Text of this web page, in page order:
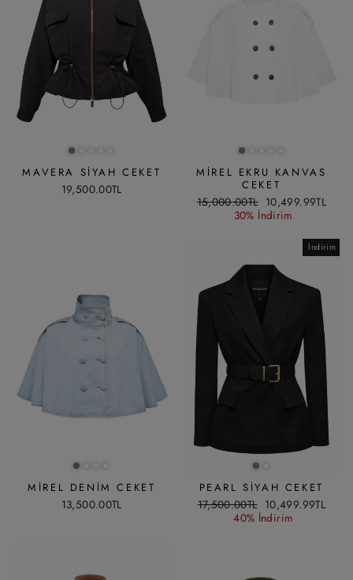
MAVERA SIYAH CEKET
19,500.00TL
MIREL EKRU KANVAS
CEKET
Liste
15,000.00TL İndirimli
fiyat
10,499.99TL
30% İndirim
MIREL DENIM CEKET
13,500.00TL
İndirim
PEARL SIYAH CEKET
Liste
17,500.00TL İndirimli
fiyat
10,499.99TL
40% İndirim